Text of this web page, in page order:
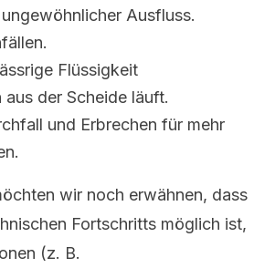
Ausfluss.
Flüssigkeit
der Scheide läuft.
und Erbrechen für mehr
wir noch erwähnen, dass
Fortschritts möglich ist,
(z. B.